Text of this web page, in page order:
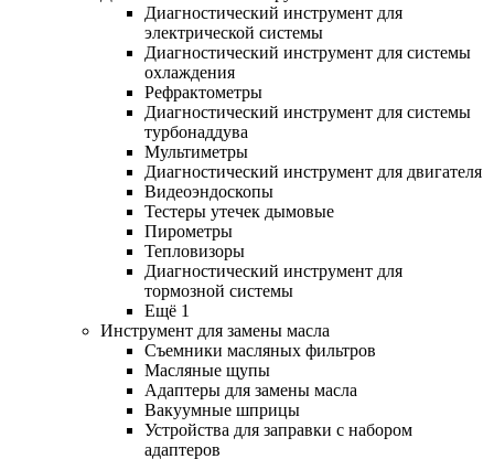
Диагностический инструмент для
электрической системы
Диагностический инструмент для системы
охлаждения
Рефрактометры
Диагностический инструмент для системы
турбонаддува
Мультиметры
Диагностический инструмент для двигателя
Видеоэндоскопы
Тестеры утечек дымовые
Пирометры
Тепловизоры
Диагностический инструмент для
тормозной системы
Ещё 1
Инструмент для замены масла
Съемники масляных фильтров
Масляные щупы
Адаптеры для замены масла
Вакуумные шприцы
Устройства для заправки с набором
адаптеров